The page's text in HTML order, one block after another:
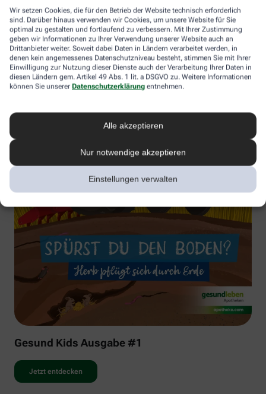
Wir setzen Cookies, die für den Betrieb der Website technisch erforderlich
sind. Darüber hinaus verwenden wir Cookies, um unsere Website für Sie
optimal zu gestalten und fortlaufend zu verbessern. Mit Ihrer Zustimmung
geben wir Informationen zu Ihrer Verwendung unserer Website auch an
Drittanbieter weiter. Soweit dabei Daten in Ländern verarbeitet werden, in
denen kein angemessenes Datenschutzniveau besteht, stimmen Sie mit Ihrer
Einwilligung zur Nutzung dieser Dienste auch der Verarbeitung Ihrer Daten in
diesen Ländern gem. Artikel 49 Abs. 1 lit. a DSGVO zu. Weitere Informationen
können Sie unserer Datenschutzerklärung entnehmen.
Alle akzeptieren
Nur notwendige akzeptieren
Einstellungen verwalten
Gesund Kids Ausgabe #1
Jetzt entdecken